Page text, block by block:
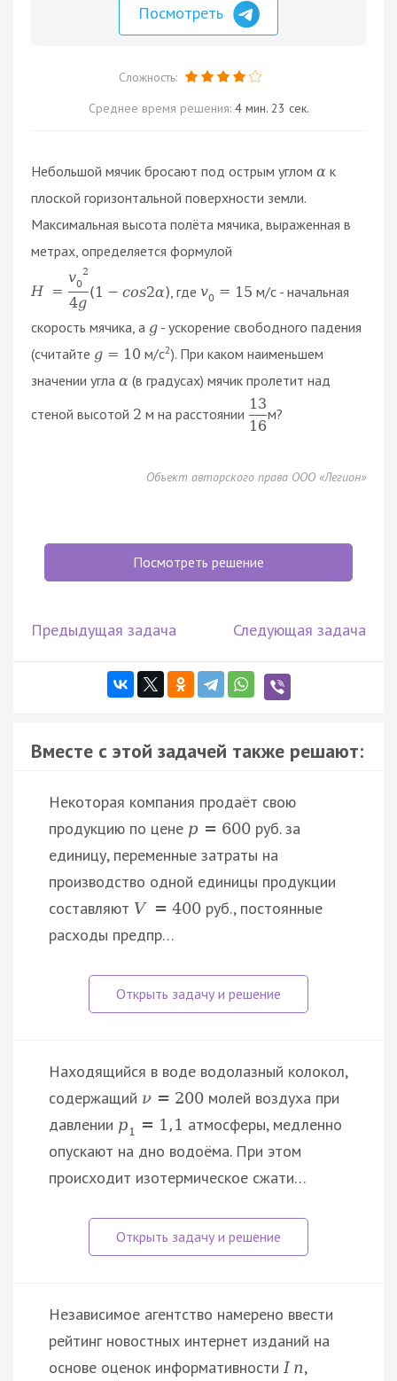
Посмотреть
Сложность:
Среднее время решения: 4 мин. 23 сек.
Небольшой мячик бросают под острым углом α к
плоской горизонтальной поверхности земли.
Максимальная высота полёта мячика, выраженная в
метрах, определяется формулой
H =
v0
2
4g
(1 − cos2α) , где v0 = 15 м/с - начальная
скорость мячика, а g - ускорение свободного падения
(считайте g = 10 м/с2). При каком наименьшем
значении угла α (в градусах) мячик пролетит над
стеной высотой 2 м на расстоянии
13
16
м?
Объект авторского права ООО «Легион»
Посмотреть решение
Предыдущая задача Следующая задача
Вместе с этой задачей также решают:
Некоторая компания продаёт свою
продукцию по цене p = 600 руб. за
единицу, переменные затраты на
производство одной единицы продукции
составляют V = 400 руб., постоянные
расходы предпр…
Находящийся в воде водолазный колокол,
содержащий ν = 200 молей воздуха при
давлении p1 = 1 ,1 атмосферы, медленно
опускают на дно водоёма. При этом
происходит изотермическое сжати…
Независимое агентство намерено ввести
рейтинг новостных интернет изданий на
основе оценок информативностиI n,